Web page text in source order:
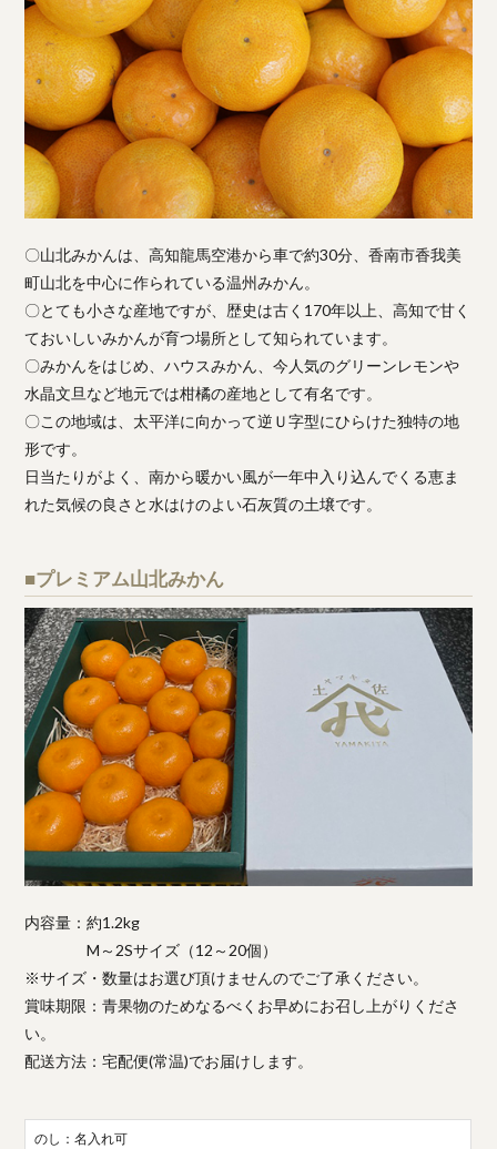
〇山北みかんは、高知龍馬空港から車で約30分、香南市香我美
町山北を中心に作られている温州みかん。
〇とても小さな産地ですが、歴史は古く170年以上、高知で甘く
ておいしいみかんが育つ場所として知られています。
〇みかんをはじめ、ハウスみかん、今人気のグリーンレモンや
水晶文旦など地元では柑橘の産地として有名です。
〇この地域は、太平洋に向かって逆Ｕ字型にひらけた独特の地
形です。
日当たりがよく、南から暖かい風が一年中入り込んでくる恵ま
れた気候の良さと水はけのよい石灰質の土壌です。
■プレミアム山北みかん
内容量：約1.2kg
M～2Sサイズ（12～20個）
※サイズ・数量はお選び頂けませんのでご了承ください。
賞味期限：青果物のためなるべくお早めにお召し上がりくださ
い。
配送方法：宅配便(常温)でお届けします。
のし：名入れ可